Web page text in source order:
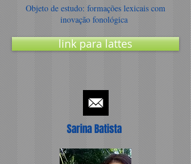
Objeto de estudo: formações lexicais com
inovação fonológica
link para lattes
Sarina Batista